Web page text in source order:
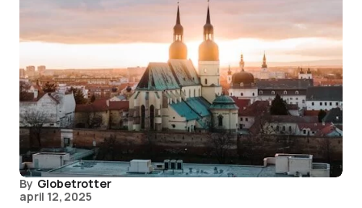
By Globetrotter
april 12, 2025